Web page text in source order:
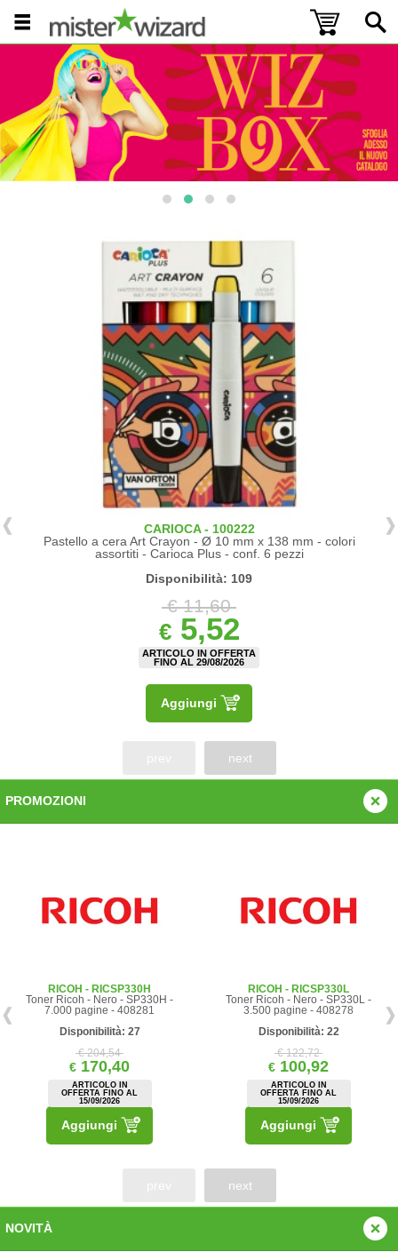
CARIOCA - 100222
Pastello a cera Art Crayon - Ø 10 mm x 138 mm - colori
assortiti - Carioca Plus - conf. 6 pezzi
Disponibilità: 109
€ 11,60
€5,52
ARTICOLO IN OFFERTA
FINO AL 29/08/2026
Aggiungi
next
PROMOZIONI
RICOH - RICSP330H
Toner Ricoh - Nero - SP330H -
7.000 pagine - 408281
Disponibilità: 27
€ 204,54
€ 170,40
ARTICOLO IN
OFFERTA FINO AL
15/09/2026
Aggiungi
RICOH - RICSP330L
Toner Ricoh - Nero - SP330L -
3.500 pagine - 408278
Disponibilità: 22
€ 122,72
€ 100,92
ARTICOLO IN
OFFERTA FINO AL
15/09/2026
Aggiungi
next
NOVITÀ